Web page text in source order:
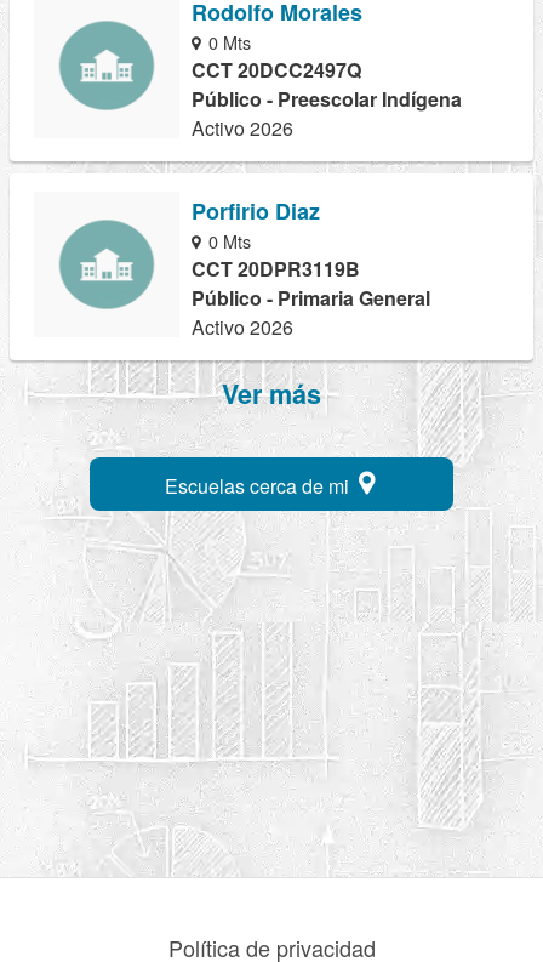
Rodolfo Morales
0 Mts
CCT 20DCC2497Q
Público - Preescolar Indígena
Activo 2026
Porfirio Diaz
0 Mts
CCT 20DPR3119B
Público - Primaria General
Activo 2026
Ver más
Escuelas cerca de mi
Política de privacidad